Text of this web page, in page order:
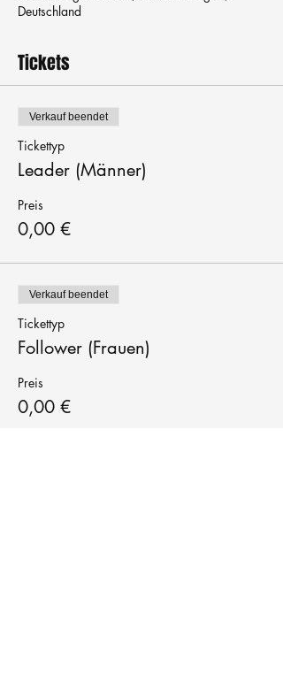
Deutschland
Tickets
Verkauf beendet
Tickettyp
Leader (Männer)
Preis
0,00 €
Verkauf beendet
Tickettyp
Follower (Frauen)
Preis
0,00 €